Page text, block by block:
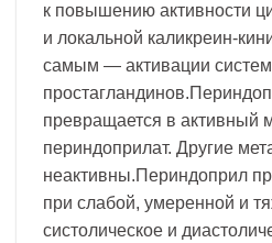
к повышению активности
и локальной каликреин-
самым — активации
превращается в активный
периндоприлат. Другие
неактивны.Периндоприл
при слабой, умеренной и
систолическое и